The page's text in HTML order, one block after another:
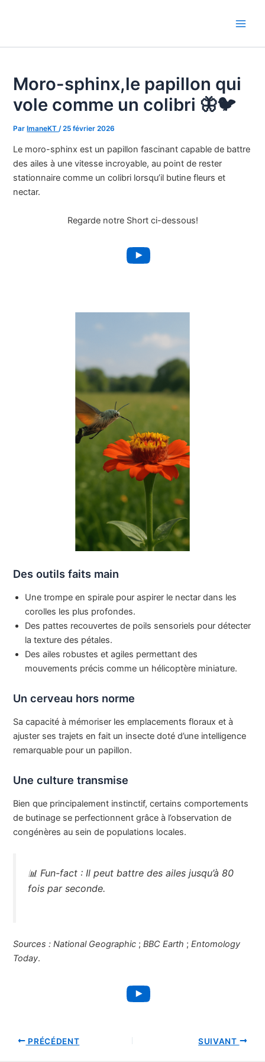
Moro-sphinx,le papillon qui
vole comme un colibri 🦋🐦
ParImaneKT /25 février 2026
Le moro-sphinx est un papillon fascinant capable de battre
des ailes à une vitesse incroyable, au point de rester
stationnaire comme un colibri lorsqu’il butine fleurs et
nectar.
Regarde notre Short ci-dessous!
YouTube
Des outils faits main
Une trompe en spirale pour aspirer le nectar dans les
corolles les plus profondes.
Des pattes recouvertes de poils sensoriels pour détecter
la texture des pétales.
Des ailes robustes et agiles permettant des
mouvements précis comme un hélicoptère miniature.
Un cerveau hors norme
Sa capacité à mémoriser les emplacements floraux et à
ajuster ses trajets en fait un insecte doté d’une intelligence
remarquable pour un papillon.
Une culture transmise
Bien que principalement instinctif, certains comportements
de butinage se perfectionnent grâce à l’observation de
congénères au sein de populations locales.
📊 Fun-fact : Il peut battre des ailes jusqu’à 80
fois par seconde.
Sources : National Geographic ;BBC Earth ;Entomology
Today.
YouTube
PRÉCÉDENT SUIVANT